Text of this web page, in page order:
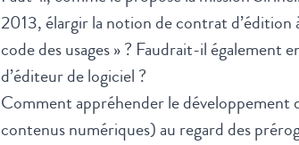
2013, élargir la notion de contrat
code des usages » ? Faudrait-il également
d’éditeur de logiciel ?
Comment appréhender le développement
contenus numériques) au regard des